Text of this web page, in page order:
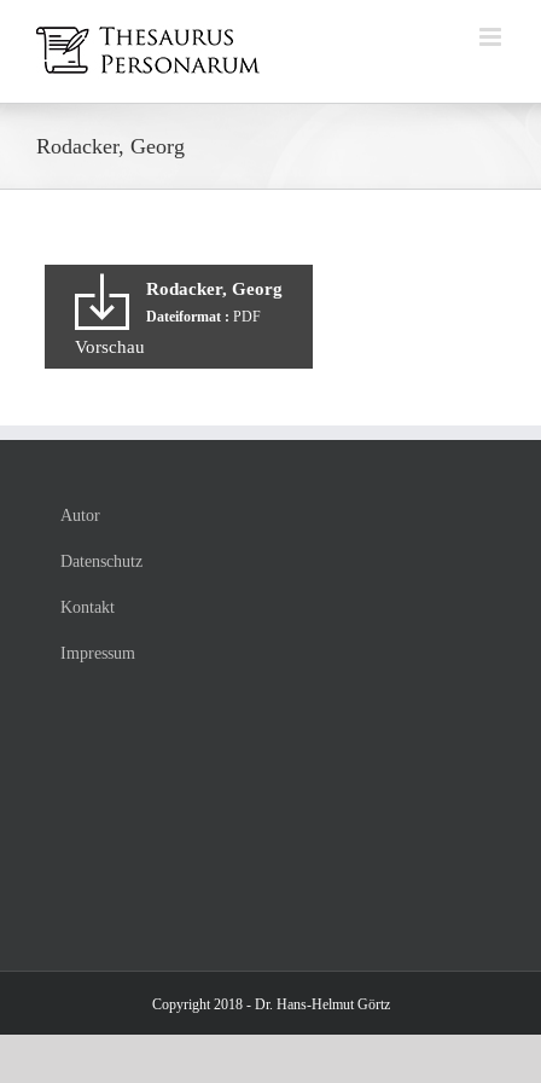
Inhalt
springen
Rodacker, Georg
Rodacker, Georg
Dateiformat : PDF
Vorschau
Autor
Datenschutz
Kontakt
Impressum
Copyright 2018 - Dr. Hans-Helmut Görtz